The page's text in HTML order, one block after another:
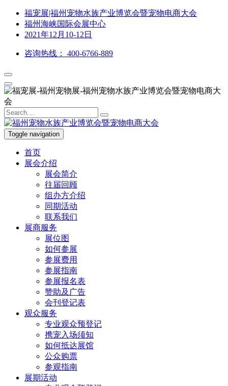
福宠展|福州宠物水族产业博览会暨宠物电商大会
福州海峡国际会展中心
2021年12月10-12日
咨询热线： 400-6766-889
Toggle navigation
首页
展会介绍
展会简介
往届回顾
组办方介绍
同期活动
联系我们
展商服务
展位图
如何参展
参展费用
参展指南
参展报名表
赞助及广告
会刊登记表
观众服务
专业观众预登记
携宠入场须知
如何抵达展馆
公众购票
参观指南
展期活动